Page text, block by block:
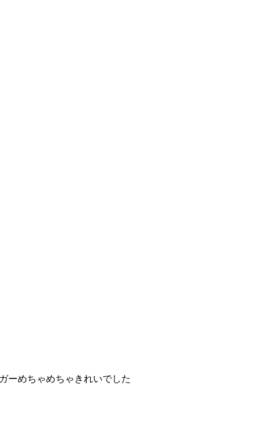
ーめちゃめちゃきれいでした